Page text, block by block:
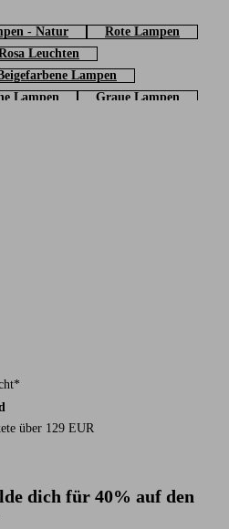
- Natur
Rote Lampen
Leuchten
Lampen
Lampen
Graue Lampen
über 129 EUR
dich für 40% auf den